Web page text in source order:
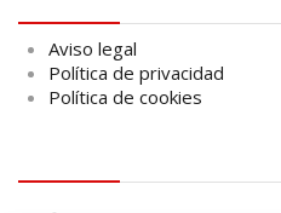
Aviso legal
Política de privacidad
Política de cookies